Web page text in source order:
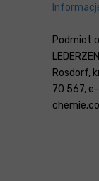
Podmiot
Rosdorf,
70 567,